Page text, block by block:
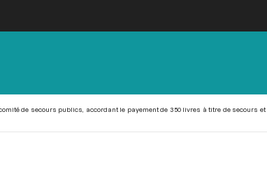
de secours publics, accordant le payement de 350 livres à titre de secours